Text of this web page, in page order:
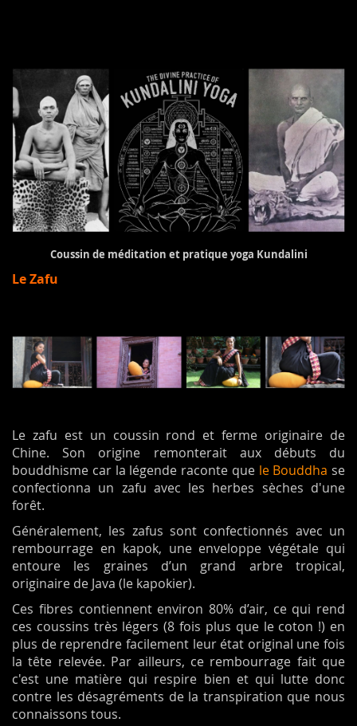
Coussin de méditation et pratique yoga Kundalini
Le Zafu
Le zafu est un coussin rond et ferme originaire de
Chine. Son origine remonterait aux débuts du
bouddhisme car la légende raconte que le Bouddha se
confectionna un zafu avec les herbes sèches d'une
forêt.
Généralement, les zafus sont confectionnés avec un
rembourrage en kapok, une enveloppe végétale qui
entoure les graines d’un grand arbre tropical,
originaire de Java (le kapokier).
Ces fibres contiennent environ 80% d’air, ce qui rend
ces coussins très légers (8 fois plus que le coton !) en
plus de reprendre facilement leur état original une fois
la tête relevée. Par ailleurs, ce rembourrage fait que
c'est une matière qui respire bien et qui lutte donc
contre les désagréments de la transpiration que nous
connaissons tous.